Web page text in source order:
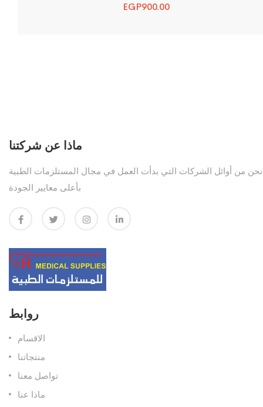
EGP900.00
ماذا عن شركتنا
نحن من أوائل الشركات التي بدأت العمل في مجال المستلزمات الطبية
بأعلى معايير الجودة
روابط
الاقسام
منتجاتنا
تواصل معنا
ماذا عنا